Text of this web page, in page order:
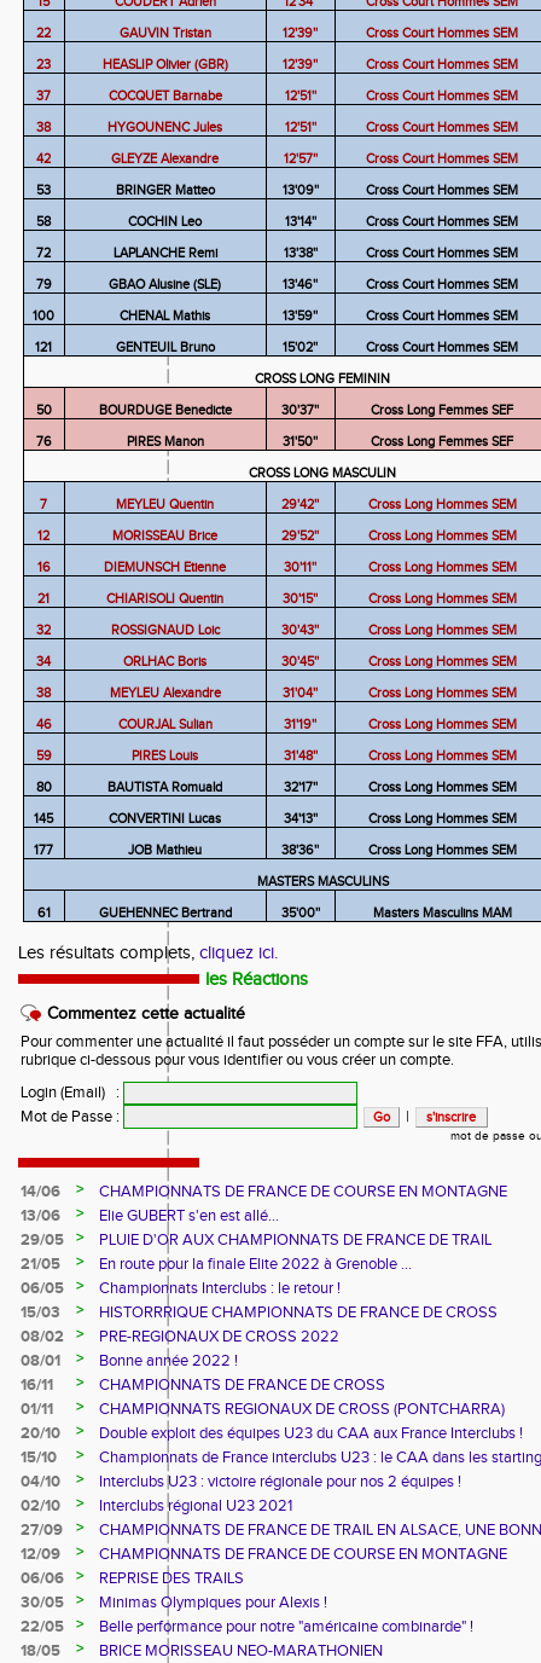
22 GAUVIN Tristan 12'39'' Cross Court Hommes SEM
23 HEASLIP Olivier (GBR) 12'39'' Cross Court Hommes SEM
37 COCQUET Barnabe 12'51'' Cross Court Hommes SEM
38 HYGOUNENC Jules 12'51'' Cross Court Hommes SEM
42 GLEYZE Alexandre 12'57'' Cross Court Hommes SEM
53 BRINGER Matteo 13'09'' Cross Court Hommes SEM
58 COCHIN Leo 13'14'' Cross Court Hommes SEM
72 LAPLANCHE Remi 13'38'' Cross Court Hommes SEM
79 GBAO Alusine (SLE) 13'46'' Cross Court Hommes SEM
100 CHENAL Mathis 13'59'' Cross Court Hommes SEM
121 GENTEUIL Bruno 15'02'' Cross Court Hommes SEM
CROSS LONG FEMININ
50 BOURDUGE Benedicte 30'37'' Cross Long Femmes SEF
76 PIRES Manon 31'50'' Cross Long Femmes SEF
CROSS LONG MASCULIN
7 MEYLEU Quentin 29'42'' Cross Long Hommes SEM
12 MORISSEAU Brice 29'52'' Cross Long Hommes SEM
16 DIEMUNSCH Etienne 30'11'' Cross Long Hommes SEM
21 CHIARISOLI Quentin 30'15'' Cross Long Hommes SEM
32 ROSSIGNAUD Loic 30'43'' Cross Long Hommes SEM
34 ORLHAC Boris 30'45'' Cross Long Hommes SEM
38 MEYLEU Alexandre 31'04'' Cross Long Hommes SEM
46 COURJAL Sulian 31'19'' Cross Long Hommes SEM
59 PIRES Louis 31'48'' Cross Long Hommes SEM
80 BAUTISTA Romuald 32'17'' Cross Long Hommes SEM
145 CONVERTINI Lucas 34'13'' Cross Long Hommes SEM
177 JOB Mathieu 38'36'' Cross Long Hommes SEM
MASTERS MASCULINS
61 GUEHENNEC Bertrand 35'00'' Masters Masculins MAM
Les résultats complets, cliquez ici.
les Réactions
Commentez cette actualité
Pour commenter une actualité il faut posséder un compte sur le site FFA,
rubrique ci-dessous pour vous identifier ou vous créer un compte.
Login (Email)
:
Mot de Passe : |
mot de passe
14/06 >
CHAMPIONNATS DE FRANCE DE COURSE EN MONTAGNE
13/06
>
Elie GUBERT s'en est allé...
29/05
>
PLUIE D'OR AUX CHAMPIONNATS DE FRANCE DE TRAIL
21/05
>
En route pour la finale Elite 2022 à Grenoble ...
06/05
>
Championnats Interclubs : le retour !
15/03
>
HISTORRRIQUE CHAMPIONNATS DE FRANCE DE CROSS
08/02
>
PRE-REGIONAUX DE CROSS 2022
08/01
>
Bonne année 2022 !
16/11
>
CHAMPIONNATS DE FRANCE DE CROSS
01/11
>
CHAMPIONNATS REGIONAUX DE CROSS (PONTCHARRA)
20/10
>
Double exploit des équipes U23 du CAA aux France Interclubs !
15/10
>
Championnats de France interclubs U23 : le CAA dans les
blocks !
04/10 >
Interclubs U23 : victoire régionale pour nos 2 équipes !
02/10
>
Interclubs régional U23 2021
27/09
>
CHAMPIONNATS DE FRANCE DE TRAIL EN ALSACE, UNE
CUVEE
12/09 >
CHAMPIONNATS DE FRANCE DE COURSE EN MONTAGNE
06/06
>
REPRISE DES TRAILS
30/05
>
Minimas Olympiques pour Alexis !
22/05
>
Belle performance pour notre "américaine combinarde" !
18/05
> BRICE MORISSEAU NEO-MARATHONIEN